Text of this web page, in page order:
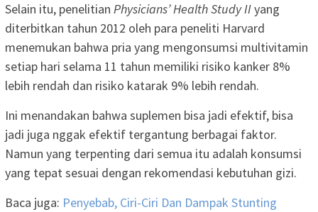
Selain itu, penelitian Physicians’ Health Study IIyang
diterbitkan tahun 2012 oleh para peneliti Harvard
menemukan bahwa pria yang mengonsumsi multivitamin
setiap hari selama 11 tahun memiliki risiko kanker 8%
lebih rendah dan risiko katarak 9% lebih rendah.
Ini menandakan bahwa suplemen bisa jadi efektif, bisa
jadi juga nggak efektif tergantung berbagai faktor.
Namun yang terpenting dari semua itu adalah konsumsi
yang tepat sesuai dengan rekomendasi kebutuhan gizi.
Baca juga: Penyebab, Ciri-Ciri Dan Dampak Stunting